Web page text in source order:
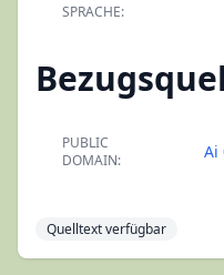
SPRACHE:
PUBLIC
DOMAIN:
Ai
Quelltext verfügbar